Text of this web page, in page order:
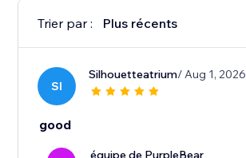
Trier par : Plus récents
SI
Silhouetteatrium/ Aug 1, 2026
good
équipe de PurpleBear